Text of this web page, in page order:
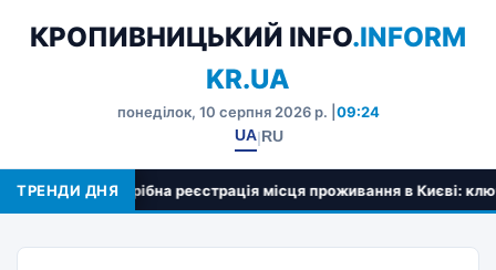
КРОПИВНИЦЬКИЙ INFO.INFORM
KR.UA
понеділок, 10 серпня 2026 р. | 09:24
UA|RU
ТРЕНДИ ДНЯ
потрібна реєстрація місця проживання в Києві: ключові